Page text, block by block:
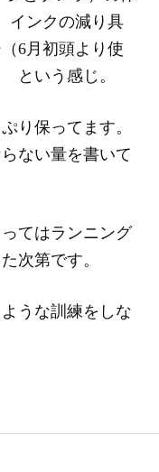
インクの減り具
6月初頭より使
という感じ。
り保ってます。
ない量を書いて
てはランニング
次第です。
うな訓練をしな